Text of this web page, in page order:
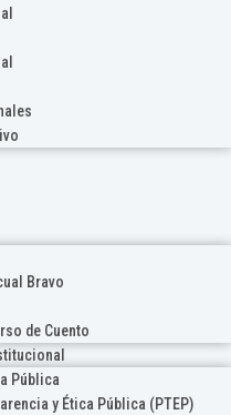
Bravo
de Cuento
Pública
y Ética Pública (PTEP)